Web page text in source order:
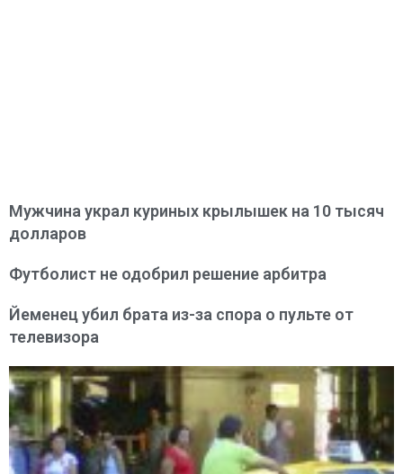
Мужчина украл куриных крылышек на 10 тысяч
долларов
Футболист не одобрил решение арбитра
Йеменец убил брата из-за спора о пульте от
телевизора